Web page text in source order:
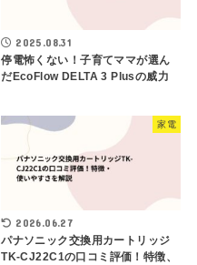
2025.08.31
停電怖くない！子育てママが選ん
だEcoFlow DELTA 3 Plusの威力
家電
2026.06.27
パナソニック交換用カートリッジ
TK-CJ22C1の口コミ評価！特徴、